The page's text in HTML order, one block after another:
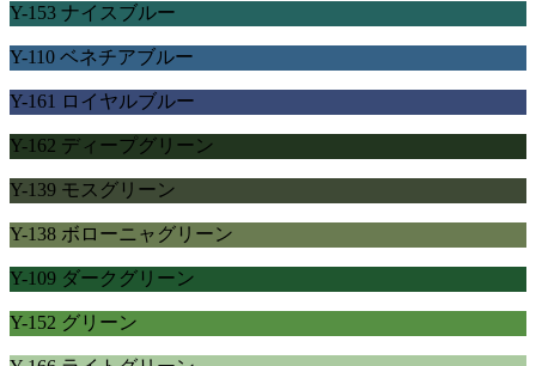
Y-153 ナイスブルー
Y-110 ベネチアブルー
Y-161 ロイヤルブルー
Y-162 ディープグリーン
Y-139 モスグリーン
Y-138 ボローニャグリーン
Y-109 ダークグリーン
Y-152 グリーン